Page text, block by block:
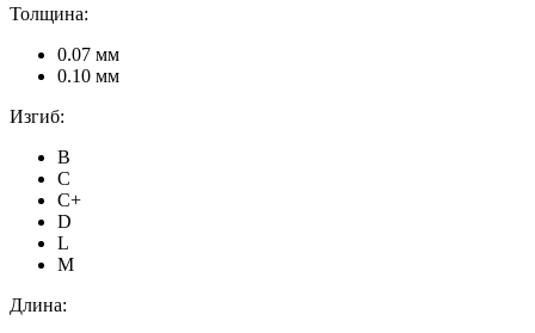
Толщина:
0.07 мм
0.10 мм
Изгиб:
B
C
C+
D
L
M
Длина: